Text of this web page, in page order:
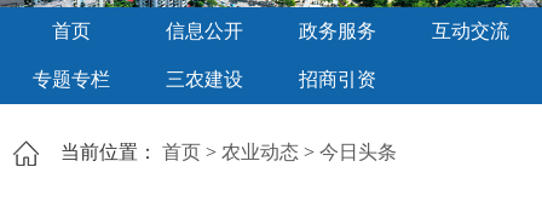
首页 信息公开 政务服务 互动交流
专题专栏 三农建设 招商引资
当前位置： 首页 > 农业动态 > 今日头条